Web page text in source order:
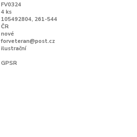
FV0324
4 ks
105492804, 261-544
ČR
nové
forveteran@post.cz
ilustrační
GPSR